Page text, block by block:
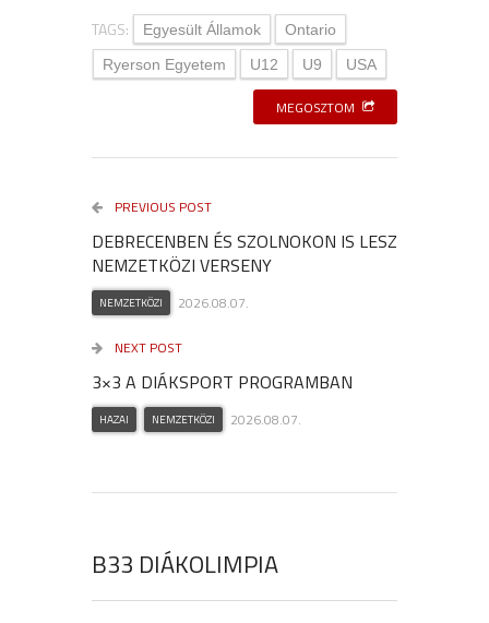
TAGS: Egyesült Államok
Ontario
Ryerson Egyetem
U12 U9 USA
MEGOSZTOM
PREVIOUS POST
DEBRECENBEN ÉS SZOLNOKON IS LESZ
NEMZETKÖZI VERSENY
NEMZETKÖZI 2026.08.07.
NEXT POST
3×3 A DIÁKSPORT PROGRAMBAN
HAZAI NEMZETKÖZI 2026.08.07.
B33 DIÁKOLIMPIA